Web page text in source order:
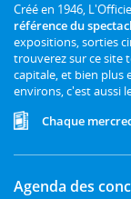
Créé en 1946,
référence du
expositions, sorties
trouverez sur ce site
capitale, et bien plus
environs, c'est aussi
Chaque
Agenda des